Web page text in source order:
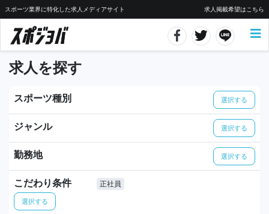
スポーツ業界に特化した求人メディアサイト 求人掲載希望はこちら
求人を探す
スポーツ種別 選択する
ジャンル 選択する
勤務地 選択する
こだわり条件
選択する
正社員